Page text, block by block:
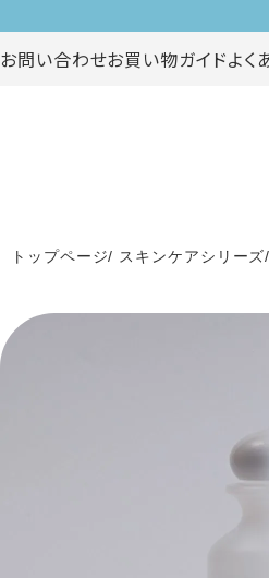
お問い合わせお買い物ガイドよく
トップページ スキンケアシリーズ